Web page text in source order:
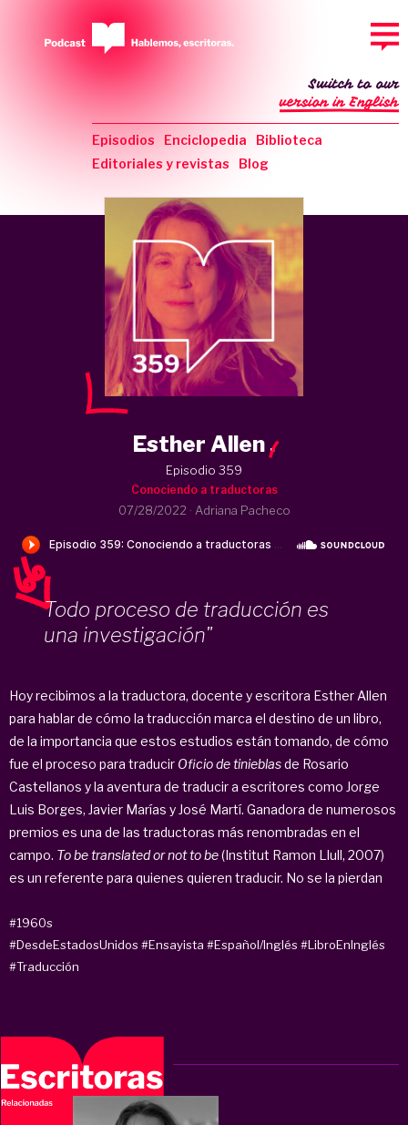
Episodios Enciclopedia
Biblioteca
Editoriales y revistas
Blog
Switch to our
version in English
Esther Allen .
Episodio 359
Conociendo a traductoras
07/28/2022 · Adriana Pacheco
Todo proceso de traducción es
una investigación"
Hoy recibimos a la traductora, docente y escritora Esther Allen
para hablar de cómo la traducción marca el destino de un libro,
de la importancia que estos estudios están tomando, de cómo
fue el proceso para traducir Oficio de tinieblasde Rosario
Castellanos y la aventura de traducir a escritores como Jorge
Luis Borges, Javier Marías y José Martí. Ganadora de numerosos
premios es una de las traductoras más renombradas en el
campo. To be translated or not to be(Institut Ramon Llull, 2007)
es un referente para quienes quieren traducir. No se la pierdan
#1960s
#DesdeEstadosUnidos #Ensayista #Español/Inglés #LibroEnInglés
#Traducción